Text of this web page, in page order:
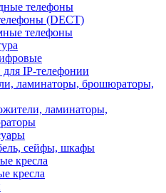
телефоны
(DECT)
телефоны
IP-телефонии
ламинаторы, брошюраторы,
ламинаторы,
сейфы, шкафы
кресла
кресла